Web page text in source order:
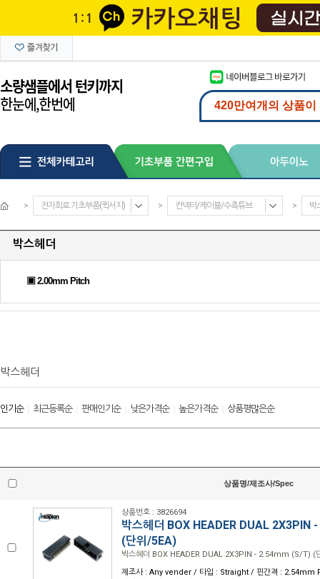
> 전자회로 기초부품(퀵서치) > 컨넥터/케이블/수축튜브 > 박
박스헤더
▣ 2.00mm Pitch
박스헤더
인기순| 최근등록순| 판매인기순| 낮은가격순| 높은가격순| 상품평많은순
상품명/제조사/Spec
상품번호 : 3826694
박스헤더 BOX HEADER DUAL 2X3PIN
(단위/5EA)
박스헤더 BOX HEADER DUAL 2X3PIN - 2.54mm (S/T) (
제조사 : Any vender / 타입 : Straight / 핀간격 :